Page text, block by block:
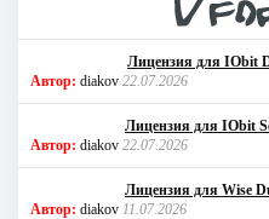
Лицензия для IObit
Автор: diakov 22.07.2026
Лицензия для IObit
Автор: diakov 22.07.2026
Лицензия для Wise
Автор: diakov 11.07.2026